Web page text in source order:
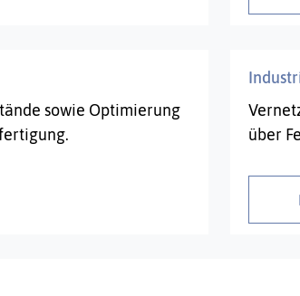
sowie Optimierung
über